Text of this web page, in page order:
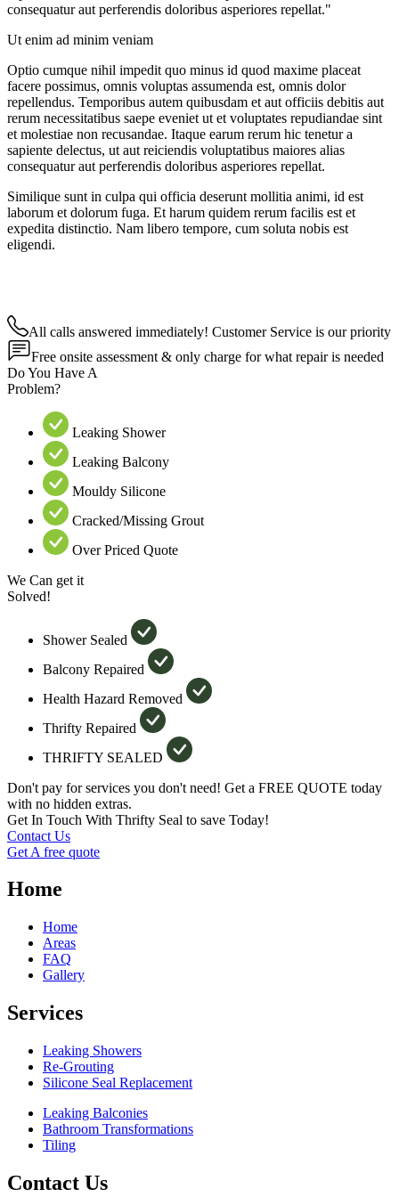
consequatur aut perferendis doloribus asperiores repellat."
Ut enim ad minim veniam
Optio cumque nihil impedit quo minus id quod maxime placeat
facere possimus, omnis voluptas assumenda est, omnis dolor
repellendus. Temporibus autem quibusdam et aut officiis debitis aut
rerum necessitatibus saepe eveniet ut et voluptates repudiandae sint
et molestiae non recusandae. Itaque earum rerum hic tenetur a
sapiente delectus, ut aut reiciendis voluptatibus maiores alias
consequatur aut perferendis doloribus asperiores repellat.
Similique sunt in culpa qui officia deserunt mollitia animi, id est
laborum et dolorum fuga. Et harum quidem rerum facilis est et
expedita distinctio. Nam libero tempore, cum soluta nobis est
eligendi.
All calls answered immediately! Customer Service is our priority
Free onsite assessment & only charge for what repair is needed
Do You Have A
Problem?
Leaking Shower
Leaking Balcony
Mouldy Silicone
Cracked/Missing Grout
Over Priced Quote
We Can get it
Solved!
Shower Sealed
Balcony Repaired
Health Hazard Removed
Thrifty Repaired
THRIFTY SEALED
Don't pay for services you don't need! Get a FREE QUOTE today
with no hidden extras.
Get In Touch With Thrifty Seal to save Today!
Contact Us
Get A free quote
Home
Home
Areas
FAQ
Gallery
Services
Leaking Showers
Re-Grouting
Silicone Seal Replacement
Leaking Balconies
Bathroom Transformations
Tiling
Contact Us